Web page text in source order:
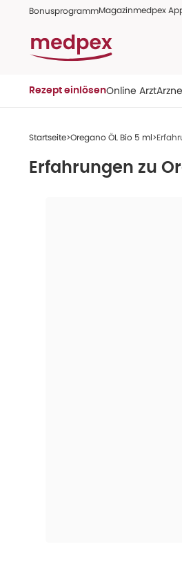
BonusprogrammMagazinmedpex
Rezept einlösenOnline Arzt
Startseite Oregano ÖL Bio 5 ml
Erfahrungen zu